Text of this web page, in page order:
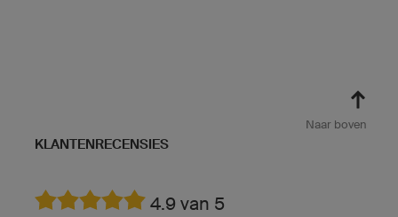
Naar boven
KLANTENRECENSIES
4.9 van 5